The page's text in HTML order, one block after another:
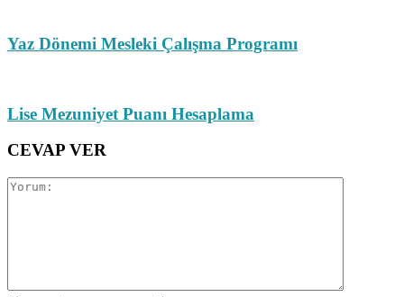
Yaz Dönemi Mesleki Çalışma Programı
Lise Mezuniyet Puanı Hesaplama
CEVAP VER